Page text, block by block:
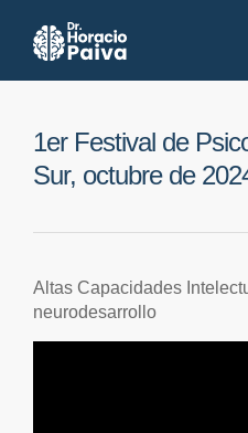
1er Festival de
Sur, octubre de
Altas Capacidades
neurodesarrollo